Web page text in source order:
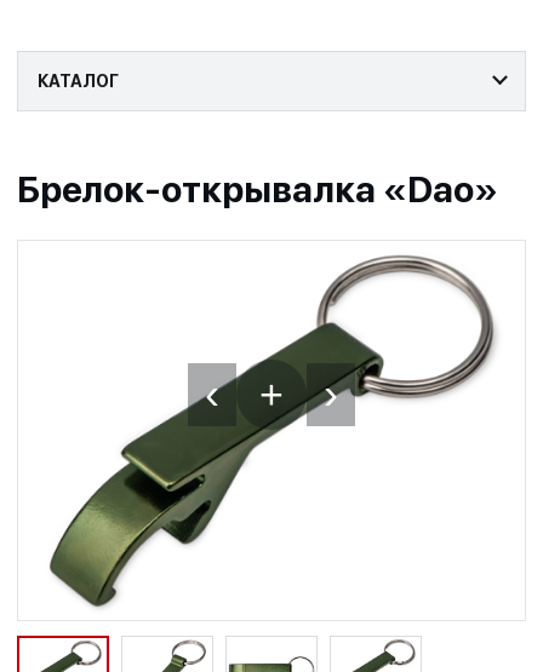
КАТАЛОГ
Брелок-открывалка «Dao»
‹ + ›